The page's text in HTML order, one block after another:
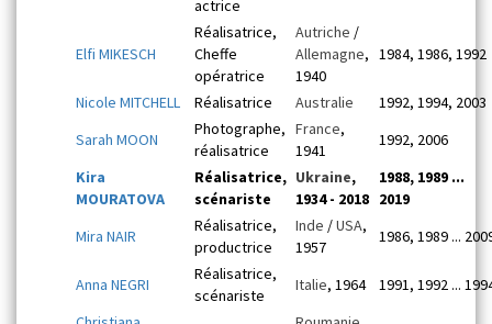
actrice
Elfi MIKESCH
Réalisatrice,
Cheffe
opératrice
Autriche /
Allemagne,
1940
1984, 1986, 1992
Nicole MITCHELL Réalisatrice Australie
1992, 1994, 2003
Sarah MOON
Photographe,
réalisatrice
France,
1941
1992, 2006
Kira
MOURATOVA
Réalisatrice,
scénariste
Ukraine,
1934 - 2018
1988, 1989 ...
2019
Mira NAIR
Réalisatrice,
productrice
Inde /USA,
1957
1986, 1989 ...
Anna NEGRI
Réalisatrice,
scénariste
Italie, 1964
1991, 1992 ...